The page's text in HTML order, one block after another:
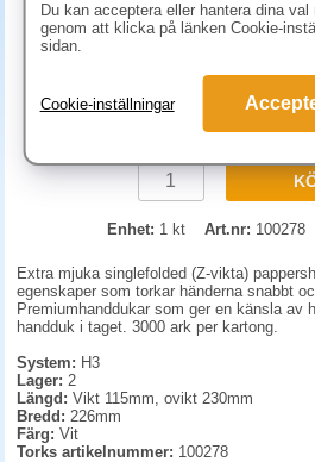
1123.80 kr
Enhet: 1 kt Art.nr: 100278
Extra mjuka singlefolded (Z-vikta)
egenskaper som torkar händerna snabbt
Premiumhanddukar som ger en känsla av
handduk i taget. 3000 ark per kartong.
System: H3
Lager: 2
Längd: Vikt 115mm, ovikt 230mm
Bredd: 226mm
Färg: Vit
Torks artikelnummer: 100278
Du kan acceptera eller hantera dina
genom att klicka på länken Cookie-
sidan.
Cookie-inställningar